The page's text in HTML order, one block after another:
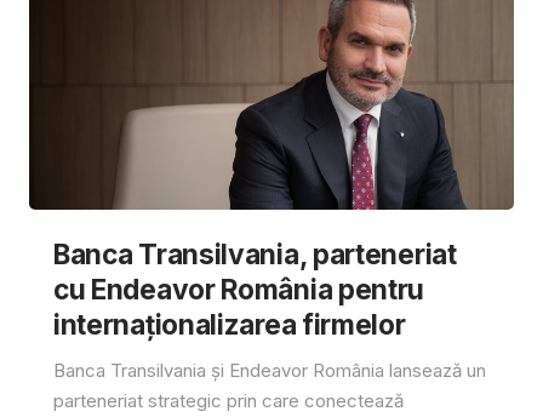
Banca Transilvania, parteneriat
cu Endeavor România pentru
internaționalizarea firmelor
Banca Transilvania și Endeavor România lansează un
parteneriat strategic prin care conectează